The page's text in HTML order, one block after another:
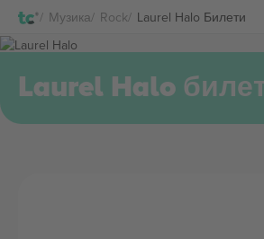
Музика Rock Laurel Halo Билети
Најави
Laurel Halo